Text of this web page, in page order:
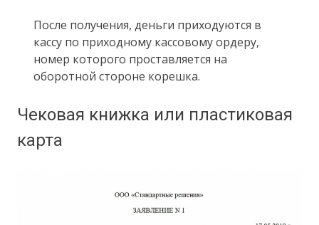
После получения, деньги приходуются в
кассу по приходному кассовому ордеру,
номер которого проставляется на
оборотной стороне корешка.
Чековая книжка или пластиковая
карта